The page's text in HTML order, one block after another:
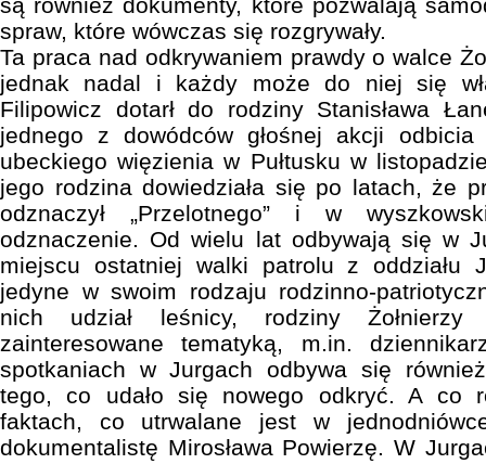
spraw, które wówczas się rozgrywały.
Ta praca nad odkrywaniem prawdy o walce
jednak nadal i każdy może do niej się
Filipowicz dotarł do rodziny Stanisława
jednego z dowódców głośnej akcji
ubeckiego więzienia w Pułtusku w
jego rodzina dowiedziała się po latach, że
odznaczył „Przelotnego” i w
odznaczenie. Od wielu lat odbywają się w
miejscu ostatniej walki patrolu z oddziału
jedyne w swoim rodzaju rodzinno-
nich udział leśnicy, rodziny Żołnierzy
zainteresowane tematyką, m.in.
spotkaniach w Jurgach odbywa się
tego, co udało się nowego odkryć. A co
faktach, co utrwalane jest w
dokumentalistę Mirosława Powierzę. W